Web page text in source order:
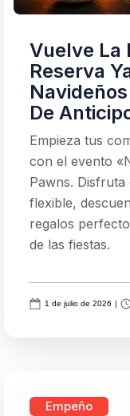
Vuelve La
Reserva
De
Empieza tus
con el evento
Pawns. Disfruta
flexible,
regalos
de las fiestas.
1 de julio de 2026 |
Empeño